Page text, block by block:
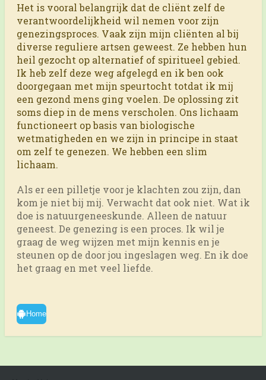
Het is vooral belangrijk dat de cliënt zelf de
verantwoordelijkheid wil nemen voor zijn
genezingsproces. Vaak zijn mijn cliënten al bij
diverse reguliere artsen geweest. Ze hebben hun
heil gezocht op alternatief of spiritueel gebied.
Ik heb zelf deze weg afgelegd en ik ben ook
doorgegaan met mijn speurtocht totdat ik mij
een gezond mens ging voelen. De oplossing zit
soms diep in de mens verscholen. Ons lichaam
functioneert op basis van biologische
wetmatigheden en we zijn in principe in staat
om zelf te genezen. We hebben een slim
lichaam.
Als er een pilletje voor je klachten zou zijn, dan
kom je niet bij mij. Verwacht dat ook niet. Wat ik
doe is natuurgeneeskunde. Alleen de natuur
geneest. De genezing is een proces. Ik wil je
graag de weg wijzen met mijn kennis en je
steunen op de door jou ingeslagen weg. En ik doe
het graag en met veel liefde.
Home